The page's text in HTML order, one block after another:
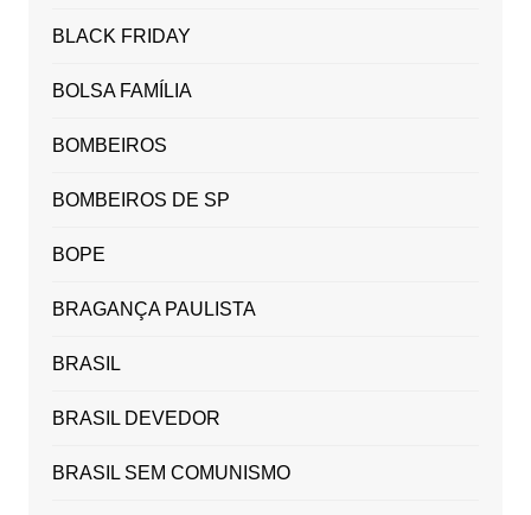
BLACK FRIDAY
BOLSA FAMÍLIA
BOMBEIROS
BOMBEIROS DE SP
BOPE
BRAGANÇA PAULISTA
BRASIL
BRASIL DEVEDOR
BRASIL SEM COMUNISMO